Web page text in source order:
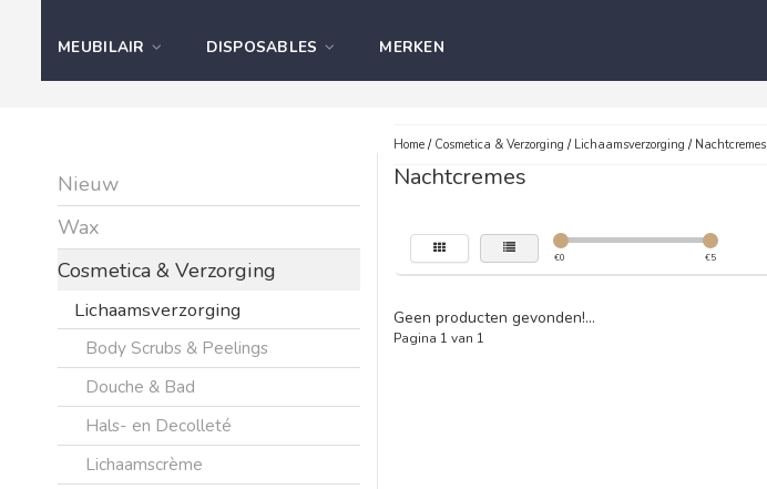
MEUBILAIR DISPOSABLES MERKEN
Nieuw
Wax
Cosmetica & Verzorging
Lichaamsverzorging
Body Scrubs & Peelings
Douche & Bad
Hals- en Decolleté
Lichaamscrème
Home/ Cosmetica & Verzorging / Lichaamsverzorging / Nachtcremes
Nachtcremes
€0 €5
Geen producten gevonden!...
Pagina 1 van 1